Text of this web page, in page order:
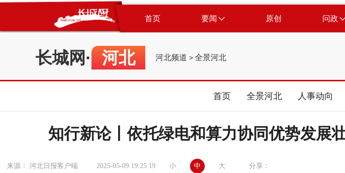
首页 要闻 原创 问政
长城网 · 河北 河北频道 > 全景河北
首页 全景河北 人事动向
知行新论丨依托绿电和算力协同优势发展
来源： 河北日报客户端 2025-05-09 19:25:19 小 中 大 分享：